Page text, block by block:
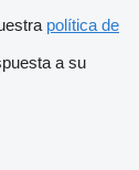
política de
a su